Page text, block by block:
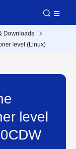
Downloads
level (Linux)
level